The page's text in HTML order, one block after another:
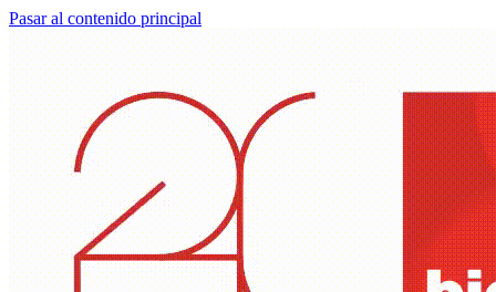
Pasar al contenido principal